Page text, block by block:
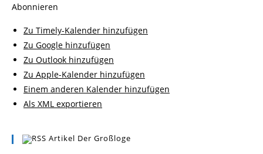
Abonnieren
Zu Timely-Kalender hinzufügen
Zu Google hinzufügen
Zu Outlook hinzufügen
Zu Apple-Kalender hinzufügen
Einem anderen Kalender hinzufügen
Als XML exportieren
Artikel Der Großloge